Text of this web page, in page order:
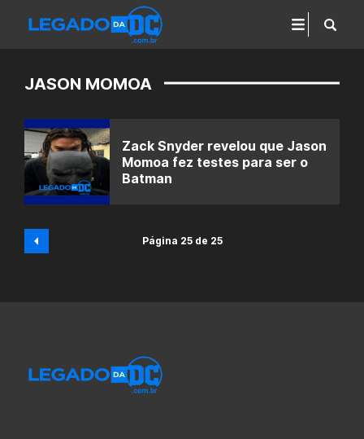
JASON MOMOA
Zack Snyder revelou que Jason
Momoa fez testes para ser o
Batman
Página 25 de 25